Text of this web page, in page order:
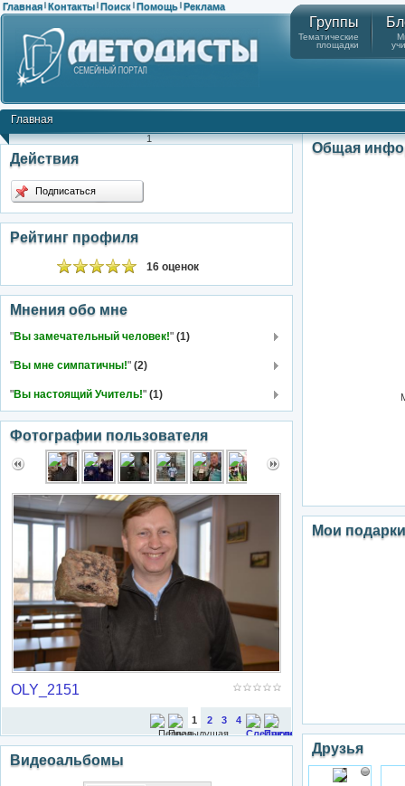
Главная | Контакты | Поиск | Помощь | Реклама
Группы
Тематические
площадки
Главная
1
Действия
Подписаться
Рейтинг профиля
16 оценок
Мнения обо мне
"Вы замечательный человек!" (1)
"Вы мне симпатичны!" (2)
"Вы настоящий Учитель!" (1)
Фотографии пользователя
OLY_2151
1 2 3 4
Видеоальбомы
Общая
Мои подарки
Друзья